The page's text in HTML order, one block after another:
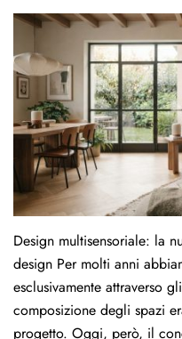
Design multisensoriale: la
design Per molti anni
esclusivamente attraverso
composizione degli spazi
progetto. Oggi, però, il